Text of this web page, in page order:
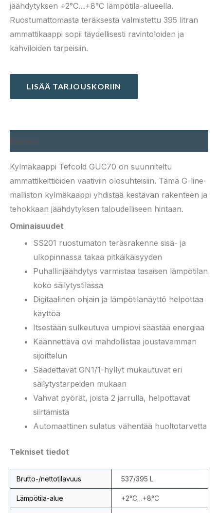
jäähdytyksen +2°C…+8°C lämpötila-alueella.
Ruostumattomasta teräksestä valmistettu 395 litran
ammattikaappi sopii täydellisesti ravintoloiden ja
kahviloiden tarpeisiin.
LISÄÄ TARJOUSKORIIN
Kylmäkaappi Tefcold GUC70 on suunniteltu
ammattikeittiöiden vaativiin olosuhteisiin. Tämä G-line-
malliston kylmäkaappi yhdistää kestävän rakenteen ja
tehokkaan jäähdytyksen taloudelliseen hintaan.
Ominaisuudet
SS201 ruostumaton teräsrakenne sisä- ja
ulkopinnassa takaa pitkäikäisyyden
Puhallinjäähdytys varmistaa tasaisen lämpötilan
koko säilytystilassa
Digitaalinen ohjain ja lämpötilanäyttö helpottaa
käyttöä
Itsestään sulkeutuva umpiovi säästää energiaa
Käännettävä ovi mahdollistaa joustavamman
sijoittelun
Säädettävät GN1/1-hyllyt mukautuvat eri
säilytystarpeiden mukaan
Vahvat pyörät, joista 2 jarrulla, helpottavat
siirtämistä
Automaattinen sulatus vähentää huoltotarvetta
Tekniset tiedot
Brutto-/nettotilavuus 537/395 L
Lämpötila-alue +2°C…+8°C